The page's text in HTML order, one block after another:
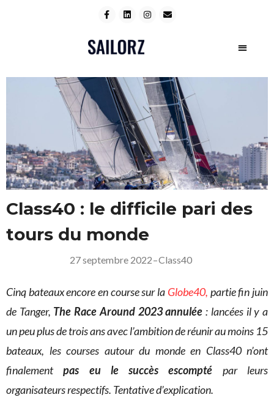
Class40 : le difficile pari des
tours du monde
27 septembre 2022–Class40
Cinq bateaux encore en course sur la Globe40, partie fin juin
de Tanger, The Race Around 2023 annulée : lancées il y a
un peu plus de trois ans avec l’ambition de réunir au moins 15
bateaux, les courses autour du monde en Class40 n’ont
finalementpas eu le succès escompté par leurs
organisateurs respectifs. Tentative d’explication.